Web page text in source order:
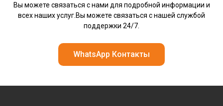
Вы можете связаться с нами для подробной информации и
всех наших услуг.Вы можете связаться с нашей службой
поддержки 24/7.
WhatsApp Контакты